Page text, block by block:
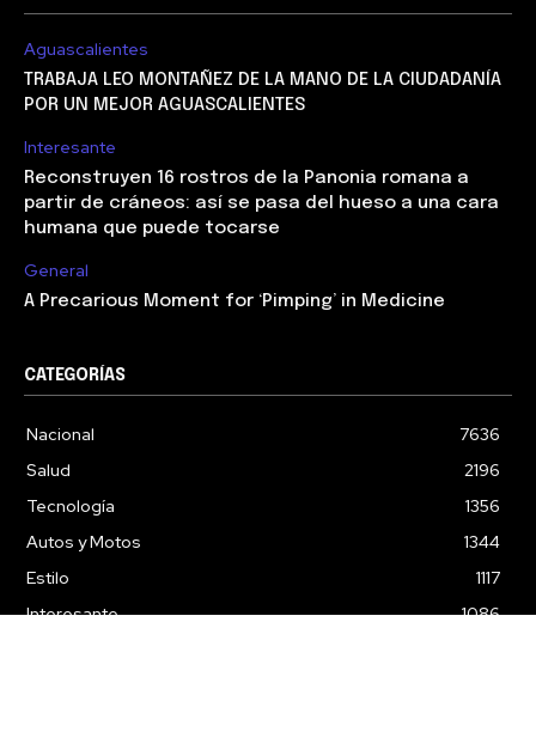
Aguascalientes
TRABAJA LEO MONTAÑEZ DE LA MANO DE LA CIUDADANÍA
POR UN MEJOR AGUASCALIENTES
Interesante
Reconstruyen 16 rostros de la Panonia romana a
partir de cráneos: así se pasa del hueso a una cara
humana que puede tocarse
General
A Precarious Moment for ‘Pimping’ in Medicine
CATEGORÍAS
Nacional
7636
Salud
2196
Tecnología
1356
Autos y Motos
1344
Estilo
1117
Interesante
1086